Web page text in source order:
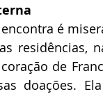
é
residências,
de
doações.